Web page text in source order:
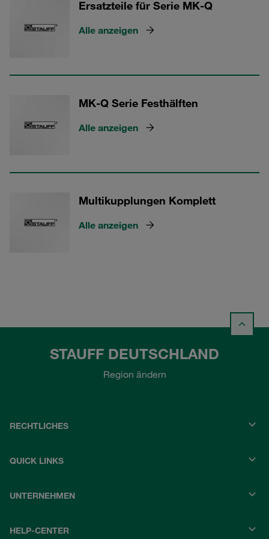
Ersatzteile für Serie MK-Q
Alle anzeigen
MK-Q Serie Festhälften
Alle anzeigen
Multikupplungen Komplett
Alle anzeigen
STAUFF DEUTSCHLAND
Region ändern
RECHTLICHES
QUICK LINKS
UNTERNEHMEN
HELP-CENTER